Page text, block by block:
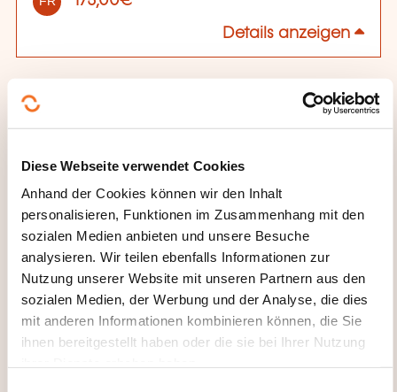
Diese Webseite verwendet Cookies
Anhand der Cookies können wir den Inhalt
personalisieren, Funktionen im Zusammenhang mit den
sozialen Medien anbieten und unsere Besuche
analysieren. Wir teilen ebenfalls Informationen zur
Nutzung unserer Website mit unseren Partnern aus den
sozialen Medien, der Werbung und der Analyse, die dies
mit anderen Informationen kombinieren können, die Sie
ihnen bereitgestellt haben oder die sie bei Ihrer Nutzung
Details anzeigen
Wie kann ich das
Weiterbildungsinstitut
kontaktieren?
House of Training
customer@houseoftraining.lu
+352 46 50 16 1